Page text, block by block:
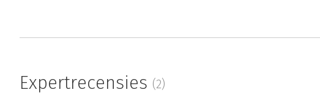
Expertrecensies (2)